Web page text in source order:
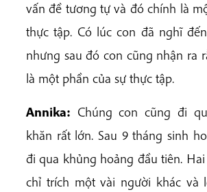
vấn đề tương tự và đó chính là
thực tập. Có lúc con đã nghĩ
nhưng sau đó con cũng nhận ra
là một phần của sự thực tập.
Annika: Chúng con cũng đi
khăn rất lớn. Sau 9 tháng sinh
đi qua khủng hoảng đầu tiên.
chỉ trích một vài người khác và